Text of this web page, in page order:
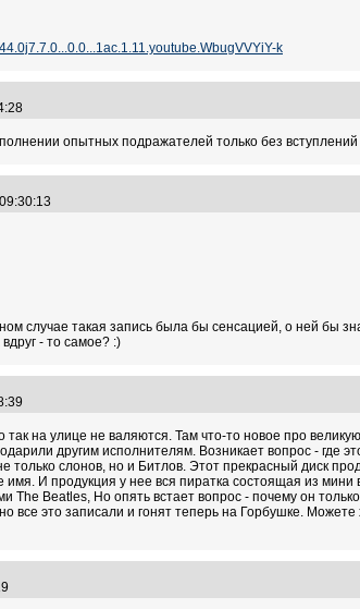
k
опытных подражателей только без
случае такая запись была бы сенсацией, о ней бы
- то самое? :)
на улице не валяются. Там что-то новое про
другим исполнителям. Возникает вопрос - где
только слонов, но и Битлов. Этот прекрасный диск
И продукция у нее вся пиратка состоящая из
The Beatles, Но опять встает вопрос - почему он
все это записали и гонят теперь на Горбушке.